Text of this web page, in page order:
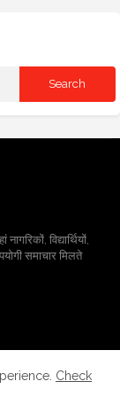
विद्यार्थियों,
समाचार मिलते
PolicyCheck